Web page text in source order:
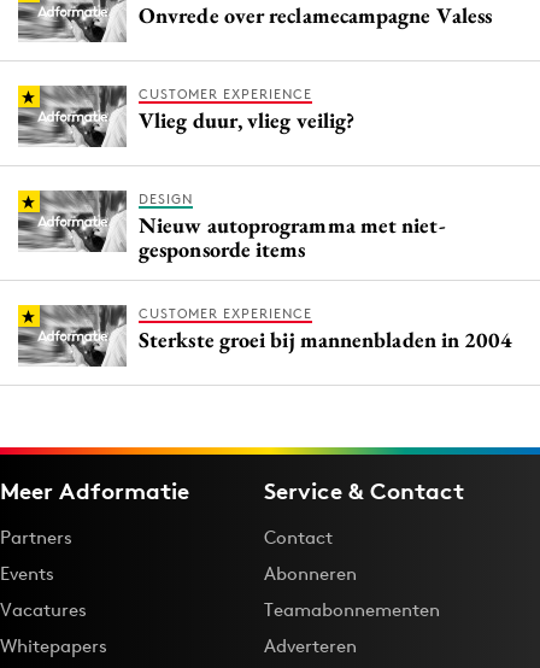
Onvrede over reclamecampagne Valess
CUSTOMER EXPERIENCE
Vlieg duur, vlieg veilig?
DESIGN
Nieuw autoprogramma met niet-
gesponsorde items
CUSTOMER EXPERIENCE
Sterkste groei bij mannenbladen in 2004
Meer Adformatie
Partners
Events
Vacatures
Whitepapers
Service & Contact
Contact
Abonneren
Teamabonnementen
Adverteren